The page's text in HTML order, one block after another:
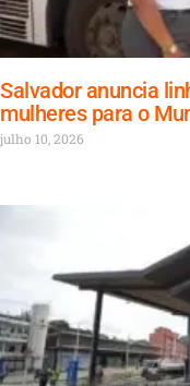
Salvador anuncia
mulheres para o
julho 10, 2026